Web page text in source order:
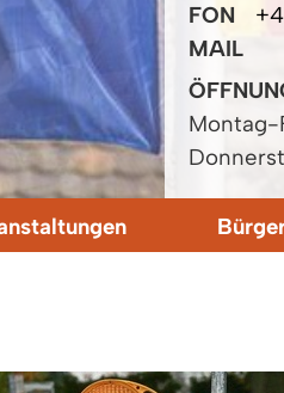
FON
MAIL
Montag-